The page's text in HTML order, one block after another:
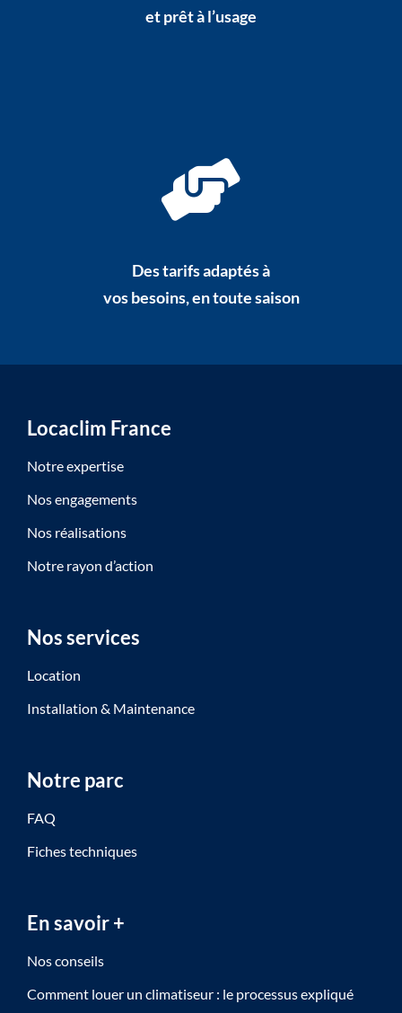
et prêt à l’usage
Des tarifs adaptés à
vos besoins, en toute saison
Locaclim France
Notre expertise
Nos engagements
Nos réalisations
Notre rayon d’action
Nos services
Location
Installation & Maintenance
Notre parc
FAQ
Fiches techniques
En savoir +
Nos conseils
Comment louer un climatiseur : le processus expliqué